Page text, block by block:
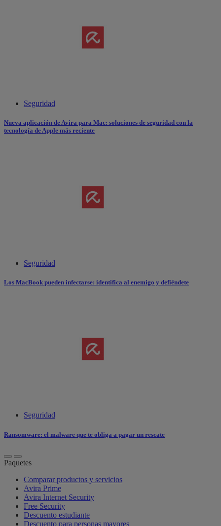
Seguridad
Nueva aplicación de Avira para Mac: soluciones de seguridad con la
tecnología de Apple más reciente
Seguridad
Los MacBook pueden infectarse: identifica al enemigo y defiéndete
Seguridad
Ransomware: el malware que te obliga a pagar un rescate
Paquetes
Comparar productos y servicios
Avira Prime
Avira Internet Security
Free Security
Descuento estudiante
Descuento para personas mayores